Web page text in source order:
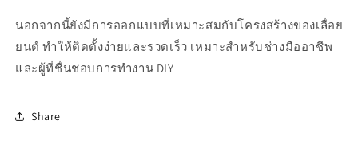
นอกจากนี้ยังมีการออกแบบที่เหมาะสมกับโครงสร้างของเลื่อย
ยนต์ ทำให้ติดตั้งง่ายและรวดเร็ว เหมาะสำหรับช่างมืออาชีพ
และผู้ที่ชื่นชอบการทำงาน DIY
Share